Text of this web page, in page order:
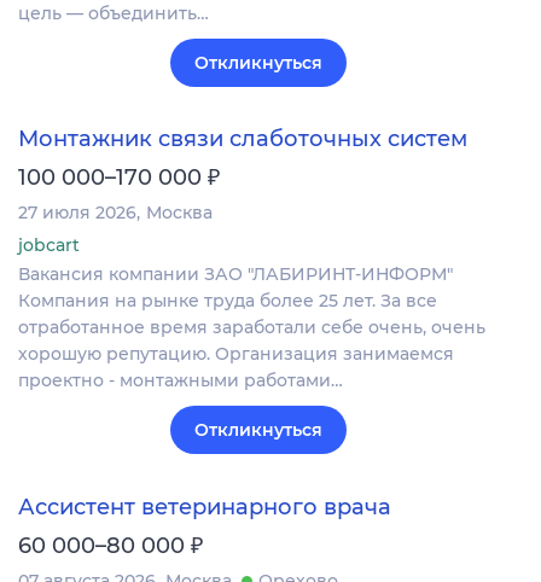
цель — объединить…
Откликнуться
Монтажник связи слаботочных систем
100 000–170 000 ₽
27 июля 2026 Москва
jobcart
Вакансия компании ЗАО "ЛАБИРИНТ-ИНФОРМ"
Компания на рынке труда более 25 лет. За все
отработанное время заработали себе очень, очень
хорошую репутацию. Организация занимаемся
проектно - монтажными работами…
Откликнуться
Ассистент ветеринарного врача
60 000–80 000 ₽